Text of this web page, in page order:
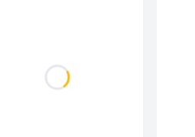
Loading...